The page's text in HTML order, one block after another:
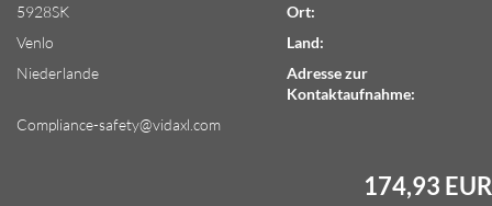
5928SK
Ort:
Venlo
Land:
Niederlande
Adresse zur
Kontaktaufnahme:
Compliance-safety@vidaxl.com
174,93 EUR